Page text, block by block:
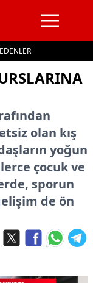
olan kış
yoğun
çocuk ve
sporun
de ön